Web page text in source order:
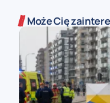
Może Cię